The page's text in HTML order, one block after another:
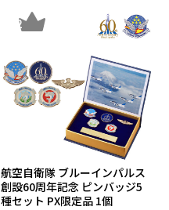
2
航空自衛隊 ブルーインパルス
創設60周年記念 ピンバッジ5
種セット PX限定品 1個